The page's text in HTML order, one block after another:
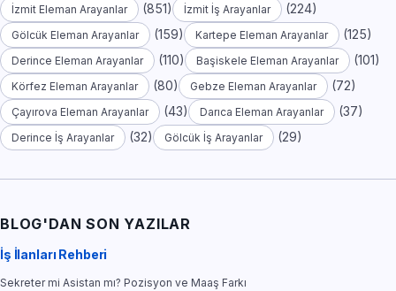
İzmit Eleman Arayanlar (851) İzmit İş Arayanlar (224)
Gölcük Eleman Arayanlar (159) Kartepe Eleman Arayanlar (125)
Derince Eleman Arayanlar (110) Başiskele Eleman Arayanlar (101)
Körfez Eleman Arayanlar (80) Gebze Eleman Arayanlar (72)
Çayırova Eleman Arayanlar (43) Darıca Eleman Arayanlar (37)
Derince İş Arayanlar (32) Gölcük İş Arayanlar (29)
BLOG'DAN SON YAZILAR
İş İlanları Rehberi
Sekreter mi Asistan mı? Pozisyon ve Maaş Farkı